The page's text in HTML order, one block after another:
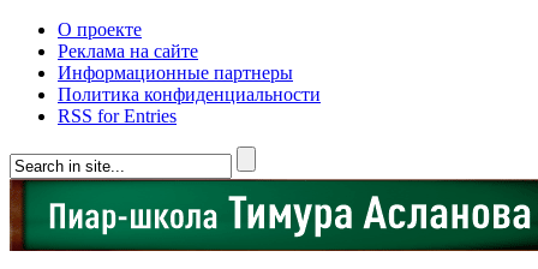
О проекте
Реклама на сайте
Информационные партнеры
Политика конфиденциальности
RSS for Entries